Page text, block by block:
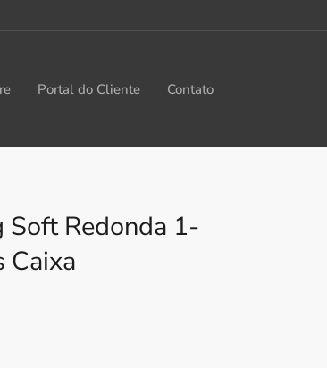
Portal do Cliente Contato
Redonda 1-
Caixa